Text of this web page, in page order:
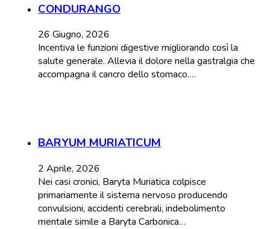
CONDURANGO
26 Giugno, 2026
Incentiva le funzioni digestive migliorando così la
salute generale. Allevia il dolore nella gastralgia che
accompagna il cancro dello stomaco.…
BARYUM MURIATICUM
2 Aprile, 2026
Nei casi cronici, Baryta Muriatica colpisce
primariamente il sistema nervoso producendo
convulsioni, accidenti cerebrali, indebolimento
mentale simile a Baryta Carbonica…